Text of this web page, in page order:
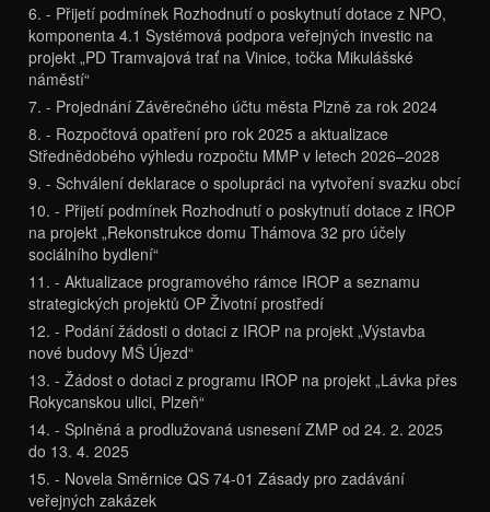
6. - Přijetí podmínek Rozhodnutí o poskytnutí dotace z NPO,
komponenta 4.1 Systémová podpora veřejných investic na
projekt „PD Tramvajová trať na Vinice, točka Mikulášské
náměstí“
7. - Projednání Závěrečného účtu města Plzně za rok 2024
8. - Rozpočtová opatření pro rok 2025 a aktualizace
Střednědobého výhledu rozpočtu MMP v letech 2026–2028
9. - Schválení deklarace o spolupráci na vytvoření svazku obcí
10. - Přijetí podmínek Rozhodnutí o poskytnutí dotace z IROP
na projekt „Rekonstrukce domu Thámova 32 pro účely
sociálního bydlení“
11. - Aktualizace programového rámce IROP a seznamu
strategických projektů OP Životní prostředí
12. - Podání žádosti o dotaci z IROP na projekt „Výstavba
nové budovy MŠ Újezd“
13. - Žádost o dotaci z programu IROP na projekt „Lávka přes
Rokycanskou ulici, Plzeň“
14. - Splněná a prodlužovaná usnesení ZMP od 24. 2. 2025
do 13. 4. 2025
15. - Novela Směrnice QS 74-01 Zásady pro zadávání
veřejných zakázek